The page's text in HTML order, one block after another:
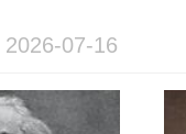
07-16